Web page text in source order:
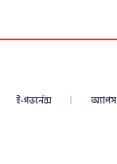
ই-গভর্নেন্স অ্যাপস